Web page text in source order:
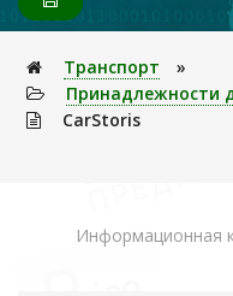
Транспорт
»
Принадлежности
CarStoris
Информационная